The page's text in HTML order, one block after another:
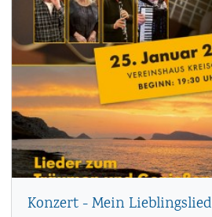
Konzert - Mein Lieblingslied